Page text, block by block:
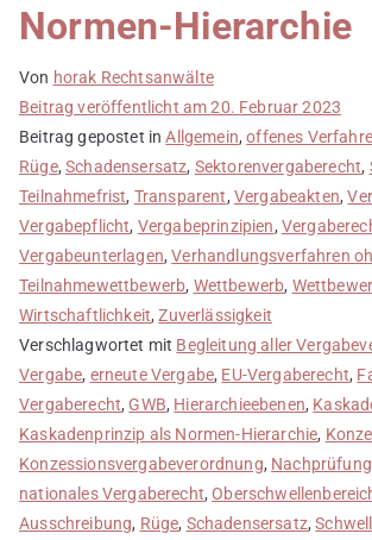
Normen-Hierarchie
Von horak Rechtsanwälte
Beitrag veröffentlicht am20. Februar 2023
Beitrag gepostet inAllgemein,offenes
Rüge,Schadensersatz, Sektorenvergaberecht,
Teilnahmefrist, Transparent, Vergabeakten,
Vergabepflicht, Vergabeprinzipien,
Vergabeunterlagen,Verhandlungsverfahren
Teilnahmewettbewerb, Wettbewerb,
Wirtschaftlichkeit,Zuverlässigkeit
Verschlagwortet mit Begleitung aller
Vergabe, erneute Vergabe, EU-Vergaberecht,
Vergaberecht, GWB, Hierarchieebenen,
Kaskadenprinzip als Normen-Hierarchie,
Konzessionsvergabeverordnung,
nationales Vergaberecht,
Ausschreibung, Rüge, Schadensersatz,